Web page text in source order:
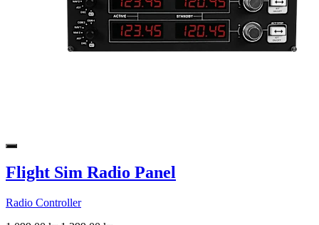
Flight Sim Radio Panel
Radio Controller